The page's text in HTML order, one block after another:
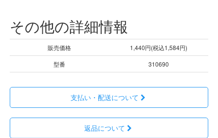
その他の詳細情報
販売価格
1,440円(税込1,584円)
型番
310690
支払い・配送について
返品について